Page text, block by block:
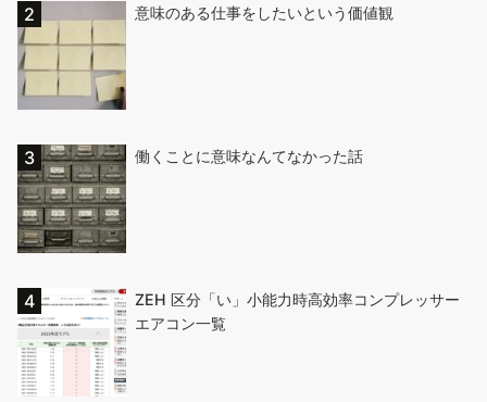
意味のある仕事をしたいという価値観
働くことに意味なんてなかった話
ZEH 区分「い」小能力時高効率コンプレッサー
エアコン一覧